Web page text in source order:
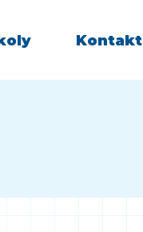
Kontakt